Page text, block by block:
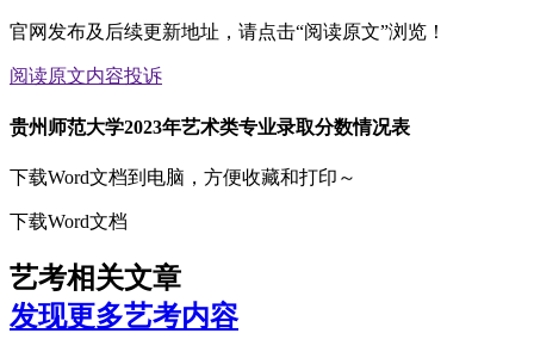
官网发布及后续更新地址，请点击“阅读原文”浏览！
阅读原文内容投诉
贵州师范大学2023年艺术类专业录取分数情况表
下载Word文档到电脑，方便收藏和打印～
下载Word文档
艺考相关文章
发现更多艺考内容